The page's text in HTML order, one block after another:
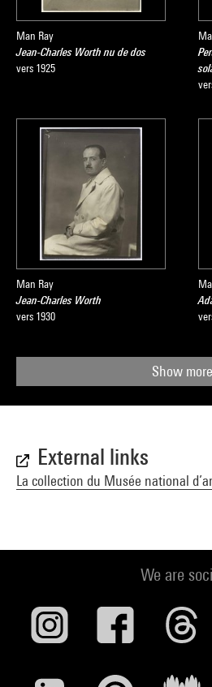
Man Ray
Jean-Charles Worth nu de dos
vers 1925
Man Ray
Jean-Charles Worth
vers 1930
Show more
External links
La collection du Musée national
We are